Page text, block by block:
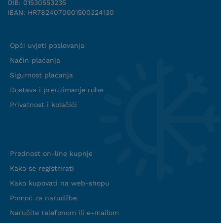
klima uređaj
kondenzata)
Montaža klima uređaja do 5 kW snage,
veći kapaciteti uz prethodni dogovor
Profesionalna montaža garantira optimalan
rad klima uređaja te štedi energiju i novac
OIB: 01530553235
IBAN: HR7824070001500324130
Opći uvjeti poslovanja
Način plaćanja
Sigurnost plaćanja
Dostava i preuzimanje robe
Privatnost i kolačići
Prednost on-line kupnje
Kako se registrirati
Kako kupovati na web-shopu
Pomoć za narudžbe
Naručite telefonom ili e-mailom